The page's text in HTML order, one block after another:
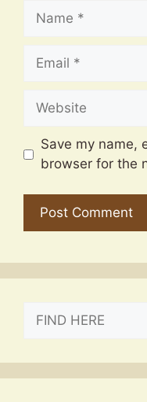
Name
Email
Website
Save my name,
browser for the